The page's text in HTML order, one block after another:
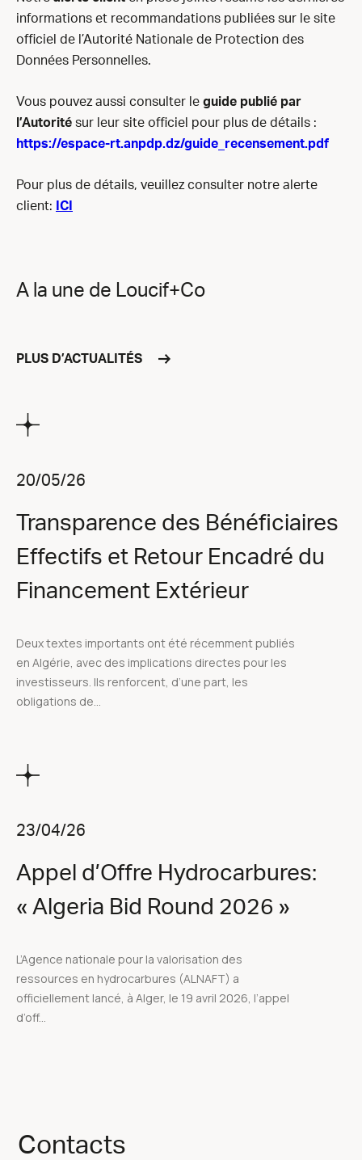
informations et recommandations publiées sur le site
officiel de l’Autorité Nationale de Protection des
Données Personnelles.
Vous pouvez aussi consulter le guide publié par
l’Autorité sur leur site officiel pour plus de détails :
https://espace-rt.anpdp.dz/guide_recensement.pdf
Pour plus de détails, veuillez consulter notre alerte
client:
ICI
A la une de Loucif+Co
PLUS D’ACTUALITÉS
20/05/26
Transparence des Bénéficiaires
Effectifs et Retour Encadré du
Financement Extérieur
Deux textes importants ont été récemment publiés
en Algérie, avec des implications directes pour les
investisseurs. Ils renforcent, d’une part, les
obligations de...
23/04/26
Appel d’Offre Hydrocarbures:
« Algeria Bid Round 2026 »
L’Agence nationale pour la valorisation des
ressources en hydrocarbures (ALNAFT) a
officiellement lancé, à Alger, le 19 avril 2026, l’appel
d’off...
Contacts